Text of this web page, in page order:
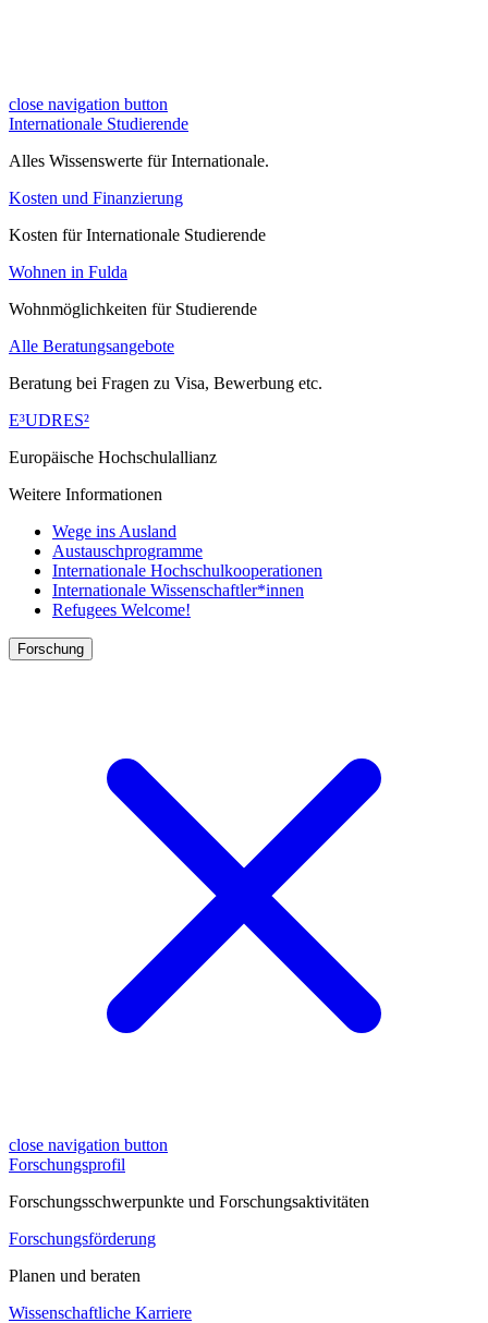
close navigation button
Internationale Studierende
Alles Wissenswerte für Internationale.
Kosten und Finanzierung
Kosten für Internationale Studierende
Wohnen in Fulda
Wohnmöglichkeiten für Studierende
Alle Beratungsangebote
Beratung bei Fragen zu Visa, Bewerbung etc.
E³UDRES²
Europäische Hochschulallianz
Weitere Informationen
Wege ins Ausland
Austauschprogramme
Internationale Hochschulkooperationen
Internationale Wissenschaftler*innen
Refugees Welcome!
Forschung
close navigation button
Forschungsprofil
Forschungsschwerpunkte und Forschungsaktivitäten
Forschungsförderung
Planen und beraten
Wissenschaftliche Karriere